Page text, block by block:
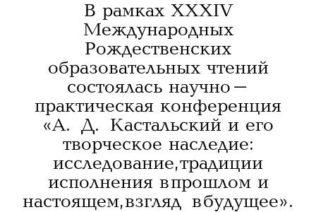
В рамках XXXIV
Международных
Рождественских
образовательных чтений
состоялась научно-
практическая конференция
«А. Д. Кастальский и его
творческое наследие:
исследование, традиции
исполнения в прошлом и
настоящем, взгляд в будущее».